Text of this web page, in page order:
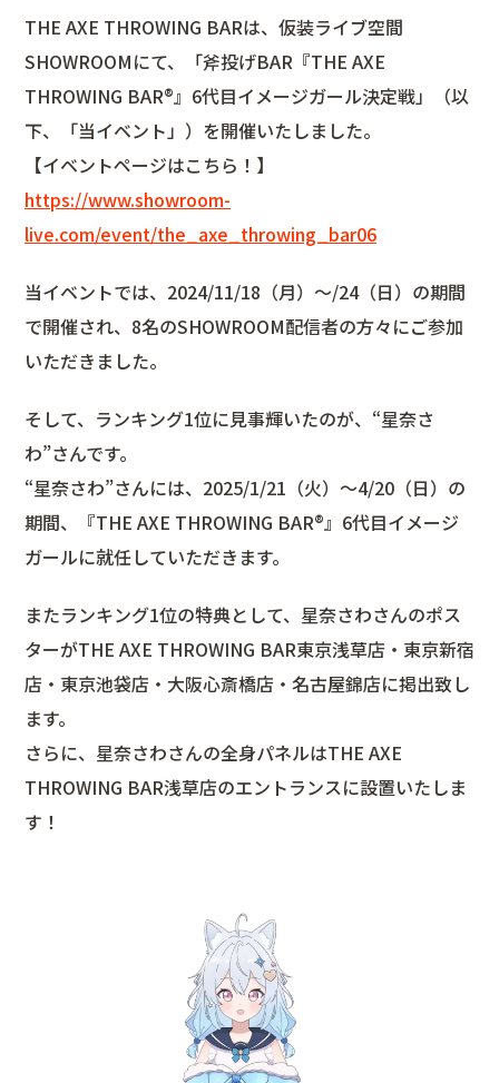
THE AXE THROWING BARは、仮装ライブ空間
SHOWROOMにて、「斧投げBAR『THE AXE
THROWING BAR®』6代目イメージガール決定戦」（以
下、「当イベント」）を開催いたしました。
【イベントページはこちら！】
https://www.showroom-
live.com/event/the_axe_throwing_bar06
当イベントでは、2024/11/18（月）〜/24（日）の期間
で開催され、8名のSHOWROOM配信者の方々にご参加
いただきました。
そして、ランキング1位に見事輝いたのが、“星奈さ
わ”さんです。
“星奈さわ”さんには、2025/1/21（火）〜4/20（日）の
期間、『THE AXE THROWING BAR®』6代目イメージ
ガールに就任していただきます。
またランキング1位の特典として、星奈さわさんのポス
ターがTHE AXE THROWING BAR東京浅草店・東京新宿
店・東京池袋店・大阪心斎橋店・名古屋錦店に掲出致し
ます。
さらに、星奈さわさんの全身パネルはTHE AXE
THROWING BAR浅草店のエントランスに設置いたしま
す！